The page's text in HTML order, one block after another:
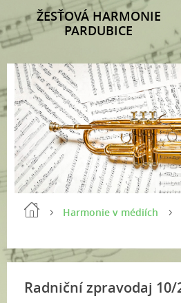
ŽESŤOVÁ HARMONIE
PARDUBICE
Harmonie v médiích
Radniční zpravodaj 10/